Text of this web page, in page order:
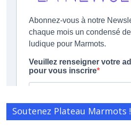
Soutenez Plateau Marmots !